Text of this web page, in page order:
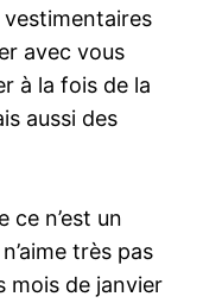
avec vous
à la fois de la
aussi des
ce n’est un
très pas
mois de janvier